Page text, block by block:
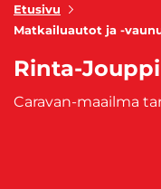
Etusivu
Matkailuautot ja -
Rinta-